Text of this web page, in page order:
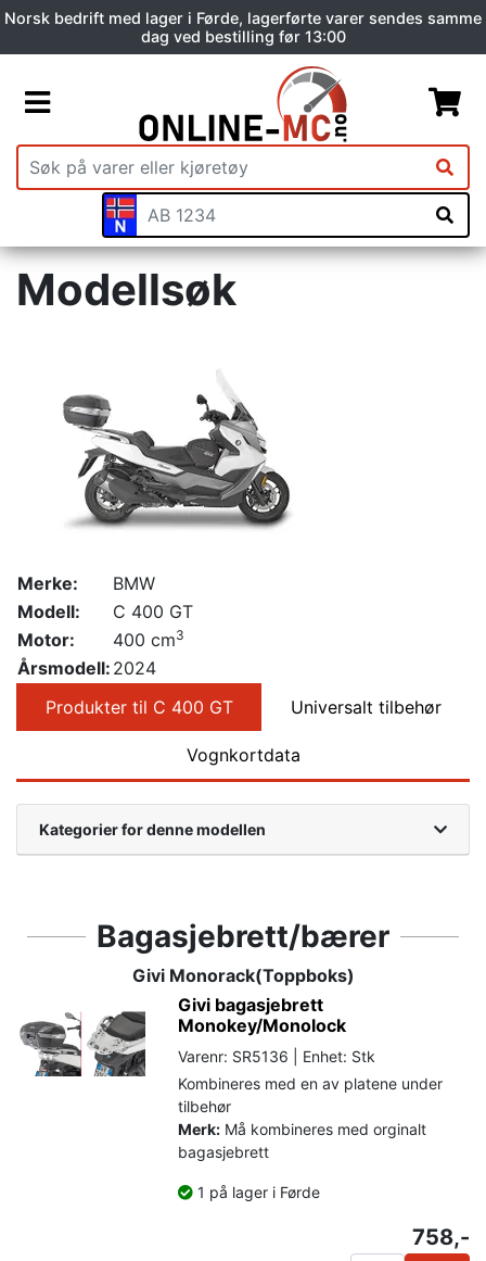
Norsk bedrift med lager i Førde, lagerførte varer sendes samme
dag ved bestilling før 13:00
Modellsøk
Merke:
BMW
Modell:
C 400 GT
Motor:
400 cm3
Årsmodell: 2024
Produkter til C 400 GT
Universalt tilbehør
Vognkortdata
Kategorier for denne modellen
Bagasjebrett/bærer
Givi Monorack(Toppboks)
Givi bagasjebrett
Monokey/Monolock
Varenr: SR5136 | Enhet: Stk
Kombineres med en av platene under
tilbehør
Merk: Må kombineres med orginalt
bagasjebrett
1 på lager i Førde
758,-